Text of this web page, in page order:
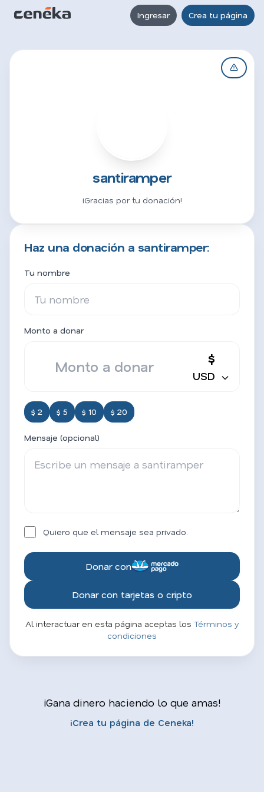
Ingresar Crea tu página
santiramper
¡Gracias por tu donación!
Haz una donación a santiramper:
Tu nombre
Monto a donar
$
USD
$ 2 $ 5 $ 10 $ 20
Mensaje (opcional)
Quiero que el mensaje sea privado.
Donar con
Donar con tarjetas o cripto
Al interactuar en esta página aceptas los Términos y
condiciones
¡Gana dinero haciendo lo que amas!
¡Crea tu página de Ceneka!